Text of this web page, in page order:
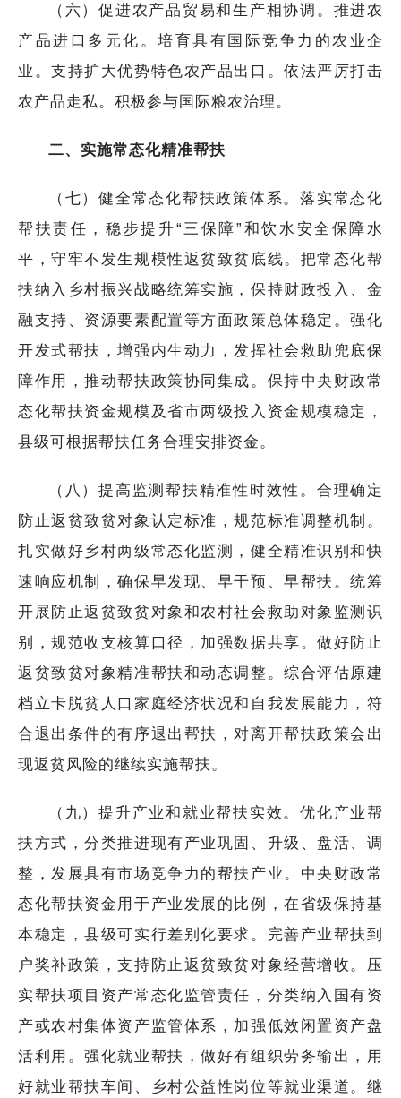
（六）促进农产品贸易和生产相协调。推进农
产品进口多元化。培育具有国际竞争力的农业企
业。支持扩大优势特色农产品出口。依法严厉打击
农产品走私。积极参与国际粮农治理。
二、实施常态化精准帮扶
（七）健全常态化帮扶政策体系。落实常态化
帮扶责任，稳步提升“三保障”和饮水安全保障水
平，守牢不发生规模性返贫致贫底线。把常态化帮
扶纳入乡村振兴战略统筹实施，保持财政投入、金
融支持、资源要素配置等方面政策总体稳定。强化
开发式帮扶，增强内生动力，发挥社会救助兜底保
障作用，推动帮扶政策协同集成。保持中央财政常
态化帮扶资金规模及省市两级投入资金规模稳定，
县级可根据帮扶任务合理安排资金。
（八）提高监测帮扶精准性时效性。合理确定
防止返贫致贫对象认定标准，规范标准调整机制。
扎实做好乡村两级常态化监测，健全精准识别和快
速响应机制，确保早发现、早干预、早帮扶。统筹
开展防止返贫致贫对象和农村社会救助对象监测识
别，规范收支核算口径，加强数据共享。做好防止
返贫致贫对象精准帮扶和动态调整。综合评估原建
档立卡脱贫人口家庭经济状况和自我发展能力，符
合退出条件的有序退出帮扶，对离开帮扶政策会出
现返贫风险的继续实施帮扶。
（九）提升产业和就业帮扶实效。优化产业帮
扶方式，分类推进现有产业巩固、升级、盘活、调
整，发展具有市场竞争力的帮扶产业。中央财政常
态化帮扶资金用于产业发展的比例，在省级保持基
本稳定，县级可实行差别化要求。完善产业帮扶到
户奖补政策，支持防止返贫致贫对象经营增收。压
实帮扶项目资产常态化监管责任，分类纳入国有资
产或农村集体资产监管体系，加强低效闲置资产盘
活利用。强化就业帮扶，做好有组织劳务输出，用
好就业帮扶车间、乡村公益性岗位等就业渠道。继